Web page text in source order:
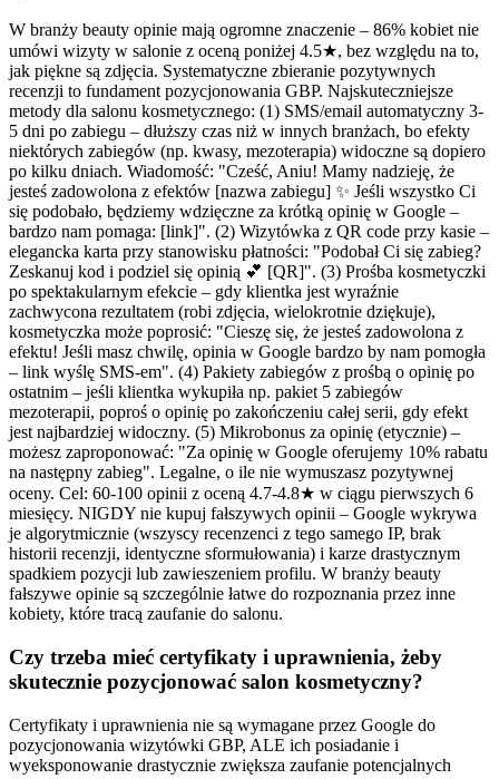
W branży beauty opinie mają ogromne znaczenie – 86% kobiet nie
umówi wizyty w salonie z oceną poniżej 4.5★, bez względu na to,
jak piękne są zdjęcia. Systematyczne zbieranie pozytywnych
recenzji to fundament pozycjonowania GBP. Najskuteczniejsze
metody dla salonu kosmetycznego: (1) SMS/email automatyczny 3-
5 dni po zabiegu – dłuższy czas niż w innych branżach, bo efekty
niektórych zabiegów (np. kwasy, mezoterapia) widoczne są dopiero
po kilku dniach. Wiadomość: "Cześć, Aniu! Mamy nadzieję, że
jesteś zadowolona z efektów [nazwa zabiegu] ✨ Jeśli wszystko Ci
się podobało, będziemy wdzięczne za krótką opinię w Google –
bardzo nam pomaga: [link]". (2) Wizytówka z QR code przy kasie –
elegancka karta przy stanowisku płatności: "Podobał Ci się zabieg?
Zeskanuj kod i podziel się opinią 💕 [QR]". (3) Prośba kosmetyczki
po spektakularnym efekcie – gdy klientka jest wyraźnie
zachwycona rezultatem (robi zdjęcia, wielokrotnie dziękuje),
kosmetyczka może poprosić: "Cieszę się, że jesteś zadowolona z
efektu! Jeśli masz chwilę, opinia w Google bardzo by nam pomogła
– link wyślę SMS-em". (4) Pakiety zabiegów z prośbą o opinię po
ostatnim – jeśli klientka wykupiła np. pakiet 5 zabiegów
mezoterapii, poproś o opinię po zakończeniu całej serii, gdy efekt
jest najbardziej widoczny. (5) Mikrobonus za opinię (etycznie) –
możesz zaproponować: "Za opinię w Google oferujemy 10% rabatu
na następny zabieg". Legalne, o ile nie wymuszasz pozytywnej
oceny. Cel: 60-100 opinii z oceną 4.7-4.8★ w ciągu pierwszych 6
miesięcy. NIGDY nie kupuj fałszywych opinii – Google wykrywa
je algorytmicznie (wszyscy recenzenci z tego samego IP, brak
historii recenzji, identyczne sformułowania) i karze drastycznym
spadkiem pozycji lub zawieszeniem profilu. W branży beauty
fałszywe opinie są szczególnie łatwe do rozpoznania przez inne
kobiety, które tracą zaufanie do salonu.
Czy trzeba mieć certyfikaty i uprawnienia, żeby
skutecznie pozycjonować salon kosmetyczny?
Certyfikaty i uprawnienia nie są wymagane przez Google do
pozycjonowania wizytówki GBP, ALE ich posiadanie i
wyeksponowanie drastycznie zwiększa zaufanie potencjalnych